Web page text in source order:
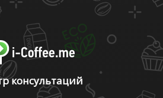
консультаций